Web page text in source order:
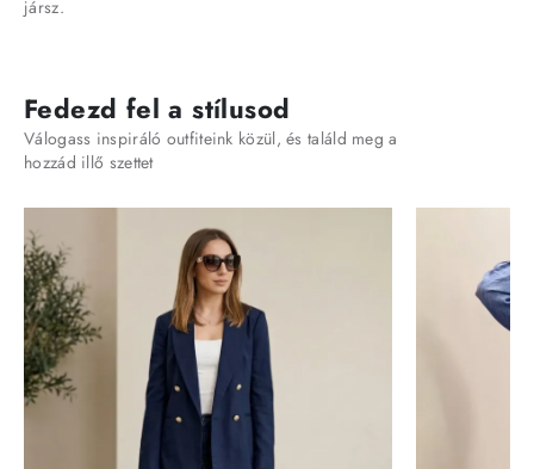
jársz.
Fedezd fel a stílusod
Válogass inspiráló outfiteink közül, és találd meg a
hozzád illő szettet